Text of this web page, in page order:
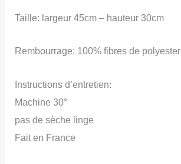
en
de
Taille: largeur 45cm – hauteur 30cm
Rembourrage: 100% fibres de polyester
Instructions d’entretien:
Machine 30°
pas de sèche linge
Fait en France